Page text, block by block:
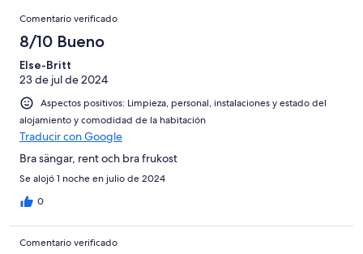
Bueno
puntuación
Normal
una
puntuación
Mediocre
una
puntuación
de
Horrible
Comentarios
Comentario verificado
8/10 Bueno
Else-Britt
23 de jul de 2024
Aspectos positivos: Limpieza, personal, instalaciones y estado del
alojamiento y comodidad de la habitación
Traducir con Google
Bra sängar, rent och bra frukost
Se alojó 1 noche en julio de 2024
0
Comentario verificado